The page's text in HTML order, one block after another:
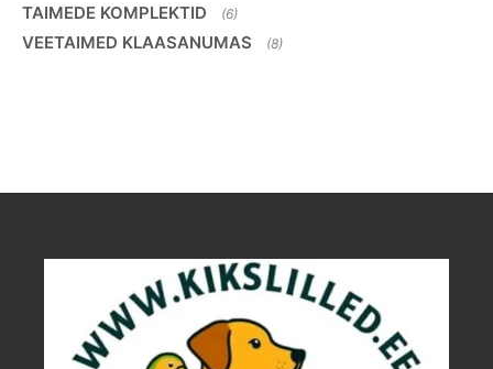
TAIMEDE KOMPLEKTID (6)
VEETAIMED KLAASANUMAS (8)